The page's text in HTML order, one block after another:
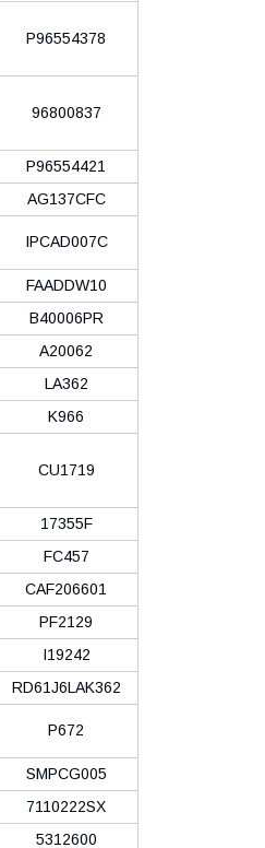
P96554378
96800837
P96554421
AG137CFC
IPCAD007C
FAADDW10
B40006PR
A20062
LA362
K966
CU1719
17355F
FC457
CAF206601
PF2129
I19242
RD61J6LAK362
P672
SMPCG005
7110222SX
5312600